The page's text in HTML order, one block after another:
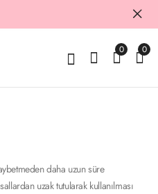
0 0
daha uzun süre
uzak tutularak kullanılması